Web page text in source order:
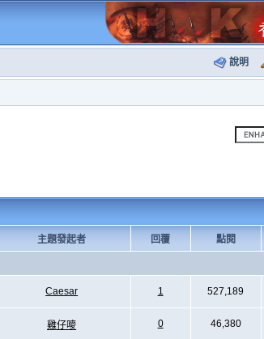
說明
主題發起者 回覆 點閱
Caesar 1 527,189
雞仔嘜 0 46,380